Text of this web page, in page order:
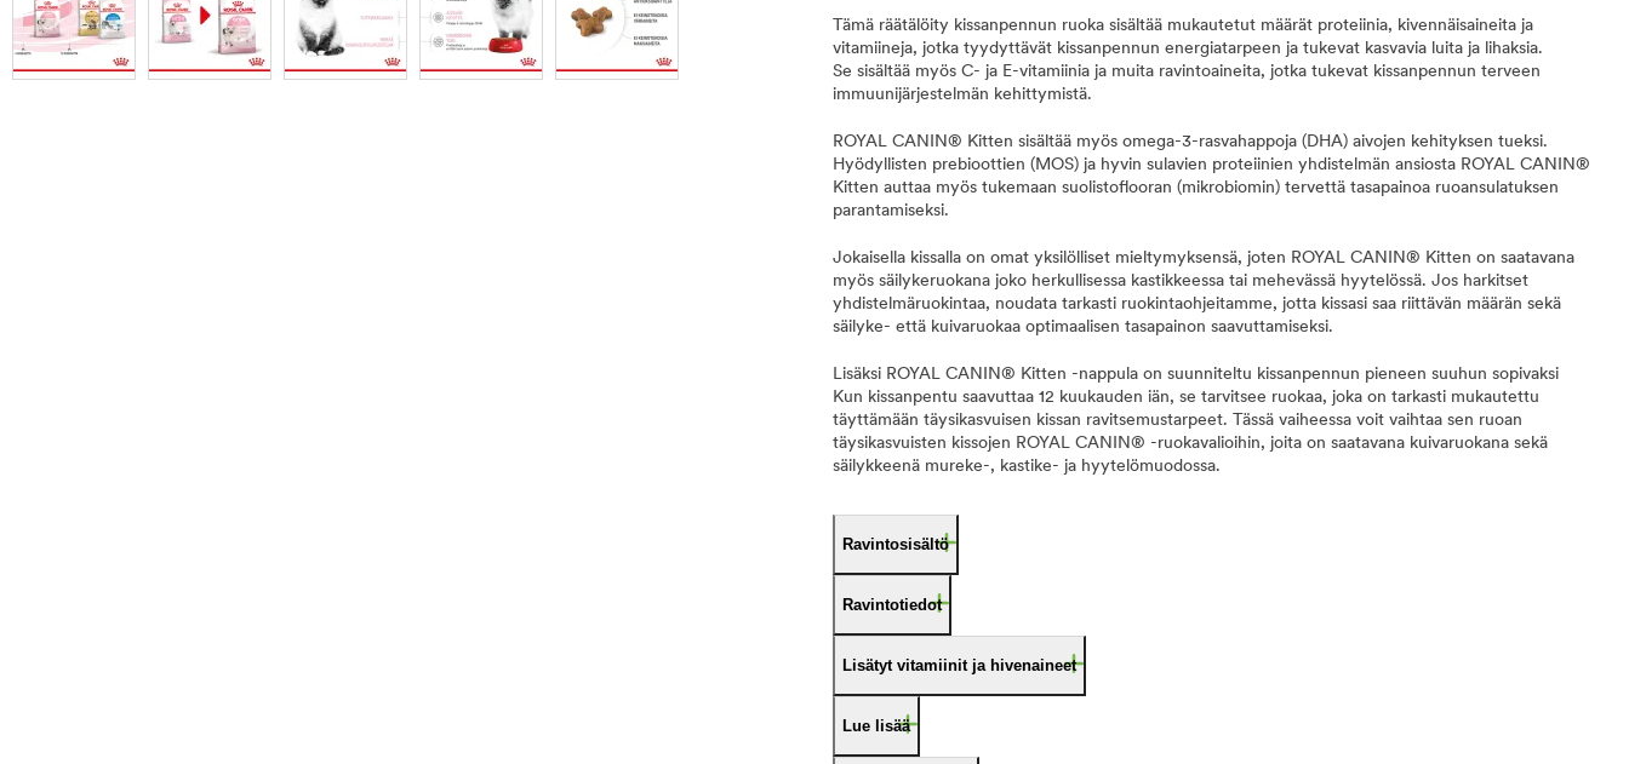
Tämä räätälöity kissanpennun ruoka sisältää mukautetut määrät proteiinia, kivennäisaineita ja
vitamiineja, jotka tyydyttävät kissanpennun energiatarpeen ja tukevat kasvavia luita ja lihaksia.
Se sisältää myös C- ja E-vitamiinia ja muita ravintoaineita, jotka tukevat kissanpennun terveen
immuunijärjestelmän kehittymistä.
ROYAL CANIN® Kitten sisältää myös omega-3-rasvahappoja (DHA) aivojen kehityksen tueksi.
Hyödyllisten prebioottien (MOS) ja hyvin sulavien proteiinien yhdistelmän ansiosta ROYAL CANIN®
Kitten auttaa myös tukemaan suolistoflooran (mikrobiomin) tervettä tasapainoa ruoansulatuksen
parantamiseksi.
Jokaisella kissalla on omat yksilölliset mieltymyksensä, joten ROYAL CANIN® Kitten on saatavana
myös säilykeruokana joko herkullisessa kastikkeessa tai mehevässä hyytelössä. Jos harkitset
yhdistelmäruokintaa, noudata tarkasti ruokintaohjeitamme, jotta kissasi saa riittävän määrän sekä
säilyke- että kuivaruokaa optimaalisen tasapainon saavuttamiseksi.
Lisäksi ROYAL CANIN® Kitten -nappula on suunniteltu kissanpennun pieneen suuhun sopivaksi
Kun kissanpentu saavuttaa 12 kuukauden iän, se tarvitsee ruokaa, joka on tarkasti mukautettu
täyttämään täysikasvuisen kissan ravitsemustarpeet. Tässä vaiheessa voit vaihtaa sen ruoan
täysikasvuisten kissojen ROYAL CANIN® -ruokavalioihin, joita on saatavana kuivaruokana sekä
säilykkeenä mureke-, kastike- ja hyytelömuodossa.
Ravintosisältö
Ravintotiedot
Lisätyt vitamiinit ja hivenaineet
Lue lisää